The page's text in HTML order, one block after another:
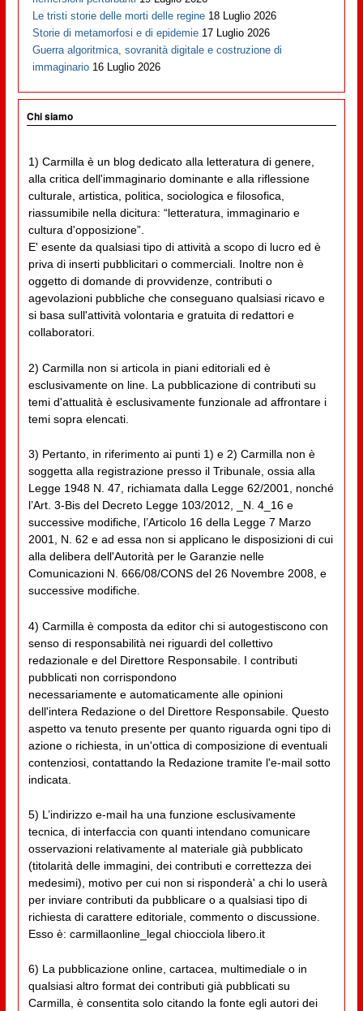
Le tristi storie delle morti delle regine 18 Luglio 2026
Storie di metamorfosi e di epidemie 17 Luglio 2026
Guerra algoritmica, sovranità digitale e costruzione di
immaginario 16 Luglio 2026
Chi siamo
1) Carmilla è un blog dedicato alla letteratura di genere,
alla critica dell'immaginario dominante e alla riflessione
culturale, artistica, politica, sociologica e filosofica,
riassumibile nella dicitura: “letteratura, immaginario e
cultura d'opposizione”.
E' esente da qualsiasi tipo di attività a scopo di lucro ed è
priva di inserti pubblicitari o commerciali. Inoltre non è
oggetto di domande di provvidenze, contributi o
agevolazioni pubbliche che conseguano qualsiasi ricavo e
si basa sull'attività volontaria e gratuita di redattori e
collaboratori.
2) Carmilla non si articola in piani editoriali ed è
esclusivamente on line. La pubblicazione di contributi su
temi d'attualità è esclusivamente funzionale ad affrontare i
temi sopra elencati.
3) Pertanto, in riferimento ai punti 1) e 2) Carmilla non è
soggetta alla registrazione presso il Tribunale, ossia alla
Legge 1948 N. 47, richiamata dalla Legge 62/2001, nonché
l’Art. 3-Bis del Decreto Legge 103/2012, _N. 4_16 e
successive modifiche, l’Articolo 16 della Legge 7 Marzo
2001, N. 62 e ad essa non si applicano le disposizioni di cui
alla delibera dell'Autorità per le Garanzie nelle
Comunicazioni N. 666/08/CONS del 26 Novembre 2008, e
successive modifiche.
4) Carmilla è composta da editor chi si autogestiscono con
senso di responsabilità nei riguardi del collettivo
redazionale e del Direttore Responsabile. I contributi
pubblicati non corrispondono
necessariamente e automaticamente alle opinioni
dell'intera Redazione o del Direttore Responsabile. Questo
aspetto va tenuto presente per quanto riguarda ogni tipo di
azione o richiesta, in un'ottica di composizione di eventuali
contenziosi, contattando la Redazione tramite l'e-mail sotto
indicata.
5) L’indirizzo e-mail ha una funzione esclusivamente
tecnica, di interfaccia con quanti intendano comunicare
osservazioni relativamente al materiale già pubblicato
(titolarità delle immagini, dei contributi e correttezza dei
medesimi), motivo per cui non si risponderà' a chi lo userà
per inviare contributi da pubblicare o a qualsiasi tipo di
richiesta di carattere editoriale, commento o discussione.
Esso è: carmillaonline_legal chiocciola libero.it
6) La pubblicazione online, cartacea, multimediale o in
qualsiasi altro format dei contributi già pubblicati su
Carmilla, è consentita solo citando la fonte egli autori dei